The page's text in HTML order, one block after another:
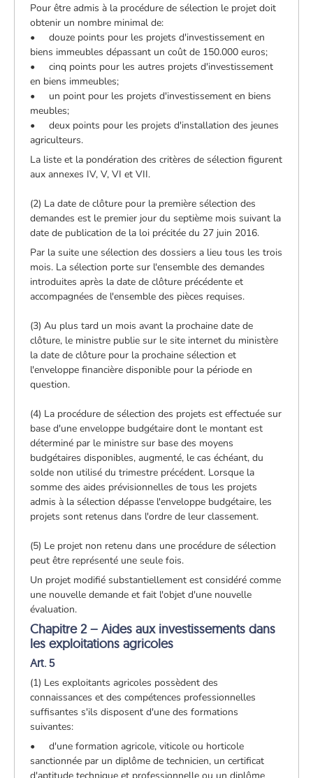
Pour être admis à la procédure de sélection le projet doit
obtenir un nombre minimal de:
• douze points pour les projets d'investissement en
biens immeubles dépassant un coût de 150.000 euros;
• cinq points pour les autres projets d'investissement
en biens immeubles;
• un point pour les projets d'investissement en biens
meubles;
• deux points pour les projets d'installation des jeunes
agriculteurs.
La liste et la pondération des critères de sélection figurent
aux annexes IV, V, VI et VII.
(2) La date de clôture pour la première sélection des
demandes est le premier jour du septième mois suivant la
date de publication de la loi précitée du 27 juin 2016.
Par la suite une sélection des dossiers a lieu tous les trois
mois. La sélection porte sur l'ensemble des demandes
introduites après la date de clôture précédente et
accompagnées de l'ensemble des pièces requises.
(3) Au plus tard un mois avant la prochaine date de
clôture, le ministre publie sur le site internet du ministère
la date de clôture pour la prochaine sélection et
l'enveloppe financière disponible pour la période en
question.
(4) La procédure de sélection des projets est effectuée sur
base d'une enveloppe budgétaire dont le montant est
déterminé par le ministre sur base des moyens
budgétaires disponibles, augmenté, le cas échéant, du
solde non utilisé du trimestre précédent. Lorsque la
somme des aides prévisionnelles de tous les projets
admis à la sélection dépasse l'enveloppe budgétaire, les
projets sont retenus dans l'ordre de leur classement.
(5) Le projet non retenu dans une procédure de sélection
peut être représenté une seule fois.
Un projet modifié substantiellement est considéré comme
une nouvelle demande et fait l'objet d'une nouvelle
évaluation.
Chapitre 2 – Aides aux investissements dans
les exploitations agricoles
Art. 5
(1) Les exploitants agricoles possèdent des
connaissances et des compétences professionnelles
suffisantes s'ils disposent d'une des formations
suivantes:
• d'une formation agricole, viticole ou horticole
sanctionnée par un diplôme de technicien, un certificat
d'aptitude technique et professionnelle ou un diplôme